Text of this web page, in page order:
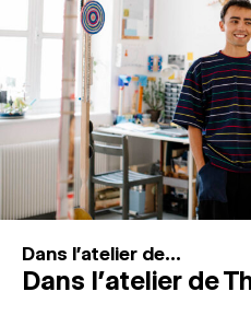
ESPACES DE PRATIQUE
Recherche
Connexion
Dans l'atelier de...
Dans l’atelier de